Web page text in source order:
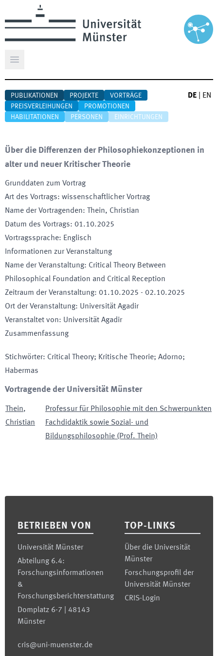
Hauptmenü öffnen
PUBLIKATIONEN PROJEKTE
VORTRÄGE
PREISVERLEIHUNGEN
PROMOTIONEN
HABILITATIONEN
PERSONEN EINRICHTUNGEN
DE EN
Über die Differenzen der Philosophiekonzeptionen in
alter und neuer Kritischer Theorie
Grunddaten zum Vortrag
Art des Vortrags: wissenschaftlicher Vortrag
Name der Vortragenden:
Thein, Christian
Datum des Vortrags: 01.10.2025
Vortragssprache: Englisch
Informationen zur Veranstaltung
Name der Veranstaltung: Critical Theory Between
Philosophical Foundation and Critical Reception
Zeitraum der Veranstaltung: 01.10.2025 - 02.10.2025
Ort der Veranstaltung: Universität Agadir
Veranstaltet von: Universität Agadir
Zusammenfassung
Stichwörter: Critical Theory; Kritische Theorie; Adorno;
Habermas
Vortragende der Universität Münster
Thein,
Christian
Professur für Philosophie mit den Schwerpunkten
Fachdidaktik sowie Sozial- und
Bildungsphilosophie (Prof. Thein)
BETRIEBEN VON
Universität Münster
Abteilung 6.4:
Forschungsinformationen
&
Forschungsberichterstattung
Domplatz 6-7 | 48143
Münster
cris@uni-muenster.de
TOP-LINKS
Über die Universität
Münster
Forschungsprofil der
Universität Münster
CRIS-Login